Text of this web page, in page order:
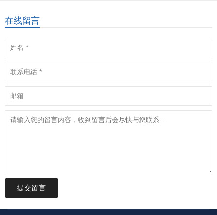
在线留言
提交留言